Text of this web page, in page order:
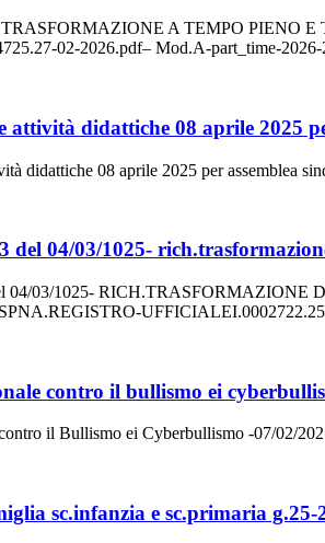
A TEMPO PIENO E
02-2026.pdf– Mod.A-part_time-
attività didattiche 08 aprile 2025
didattiche 08 aprile 2025 per assemblea
del 04/03/1025-
04/03/1025- RICH.TRASFORMAZIONE
contro il bullismo ei
il Bullismo ei Cyberbullismo -07/02/
sc.infanzia e sc.primaria g.25-